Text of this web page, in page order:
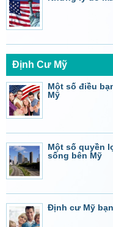
Định Cư Mỹ
Một số điều
Mỹ
Một số quyền
sống bên Mỹ
Định cư Mỹ